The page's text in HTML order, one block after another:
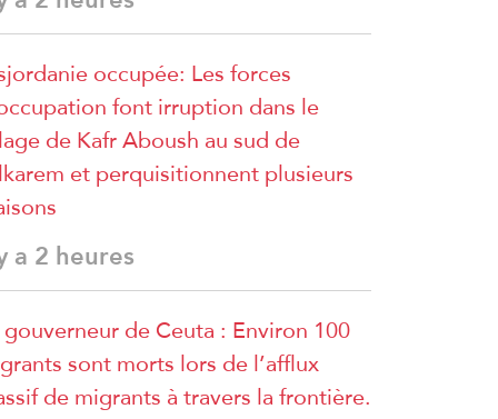
occupée: Les forces
font irruption dans le
de Kafr Aboush au sud de
et perquisitionnent plusieurs
a 2 heures
de Ceuta : Environ 100
sont morts lors de l’afflux
de migrants à travers la frontière.